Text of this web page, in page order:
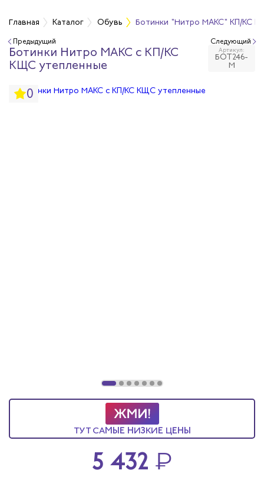
Главная Каталог Обувь Ботинки "Нитро МАКС" КП/КС
Предыдущий
Ботинки Нитро МАКС с КП/КС
КЩС утепленные
Артикул:
БОТ246-
М
0
ТУТ САМЫЕ НИЗКИЕ ЦЕНЫ
5 432 ₽
Следующий